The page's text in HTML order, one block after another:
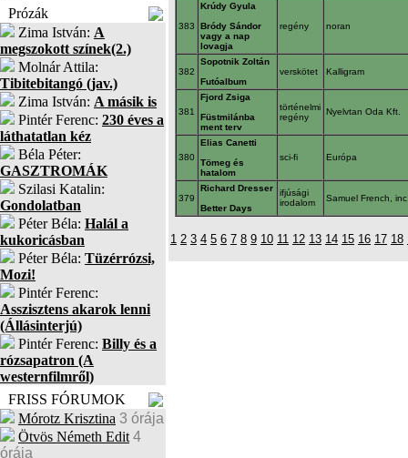
Prózák
Zima István: A
megszokott színek(2.)
Molnár Attila:
Tibitebitangó (jav.)
Zima István: A másik is
Pintér Ferenc: 230 éves a
láthatatlan kéz
Béla Péter:
GASZTROMÁK
Szilasi Katalin:
Gondolatban
Péter Béla: Halál a
kukoricásban
Péter Béla: Tüzérrózsi,
Mozi!
Pintér Ferenc:
Asszisztens akarok lenni
(Állásinterjú)
Pintér Ferenc: Billy és a
rózsapatron (A
westernfilmről)
FRISS FÓRUMOK
Mórotz Krisztina 3 órája
Ötvös Németh Edit 4
órája
383
Krúdy Gyula
Bródy Sándor
vagy a nap
lovagja
regény noran
382
Sopotnik Zoltán
Futóalbum
verskötet Kalligram
381
Fjord Zsiga
Füstmilánba
ment terv
történelmi
regény
Nyelvtan Oda Kft.
380
Elias Canetti
Tömeg és
hatalom
sci-fi Európa
379
Richard Dresser
Better Days
ifjúsági
irodalom
Samuel French,
1 2 3 4 5 6 7 8 9 10 11 12 13 14 15 16 17 18